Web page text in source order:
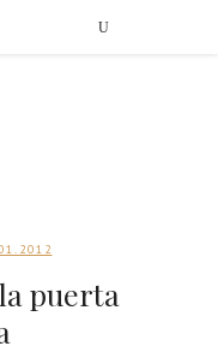
puerta